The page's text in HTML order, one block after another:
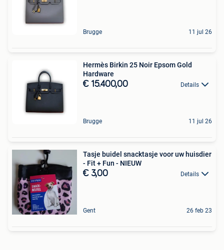
Brugge 11 jul 26
Hermès Birkin 25 Noir Epsom Gold
Hardware
€ 15.400,00 Details
Brugge 11 jul 26
Tasje buidel snacktasje voor uw huisdier
- Fit + Fun - NIEUW
€ 3,00 Details
Gent 26 feb 23